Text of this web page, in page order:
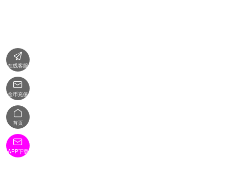

在线客服

金币充值

首页

APP下载